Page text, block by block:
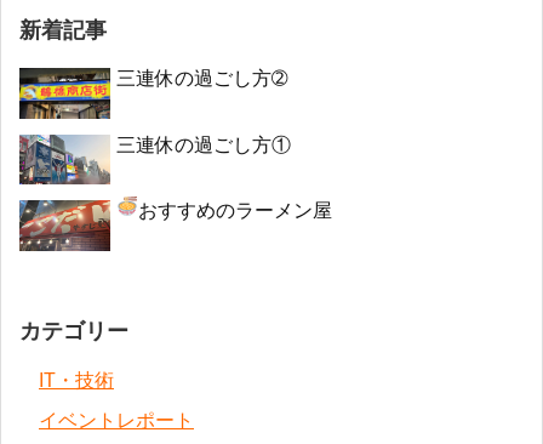
新着記事
三連休の過ごし方➁
三連休の過ごし方①
おすすめのラーメン屋
カテゴリー
IT・技術
イベントレポート